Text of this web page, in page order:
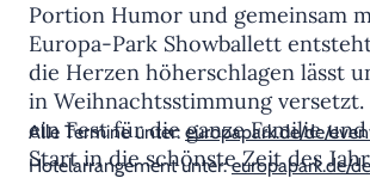
Portion Humor und gemeinsam
Europa-Park Showballett
die Herzen höherschlagen lässt
in Weihnachtsstimmung versetzt.
ein Fest für die ganze Familie
Start in die schönste Zeit des
Alle Termine unter: europapark.de/de/
Hotelarrangement unter:europapark.de/